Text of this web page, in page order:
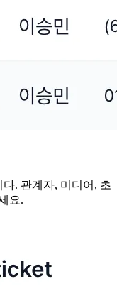
. 관계자, 미디어, 초
요.